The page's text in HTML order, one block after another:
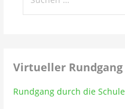
nach:
Virtueller Rundgang
Rundgang durch die Schule